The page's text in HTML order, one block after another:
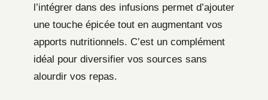
l’intégrer dans des infusions permet d’ajouter
une touche épicée tout en augmentant vos
apports nutritionnels. C’est un complément
idéal pour diversifier vos sources sans
alourdir vos repas.